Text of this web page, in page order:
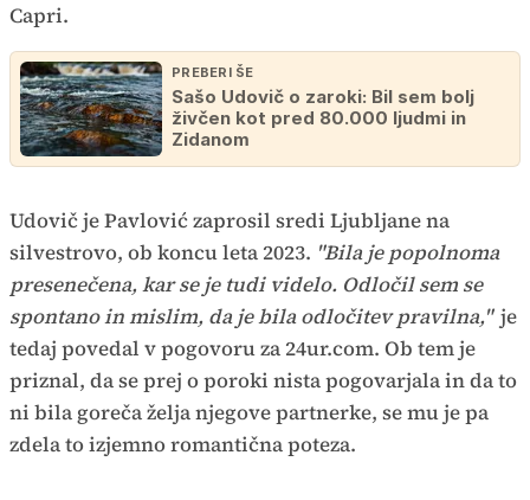
Capri.
PREBERI ŠE
Sašo Udovič o zaroki: Bil sem bolj
živčen kot pred 80.000 ljudmi in
Zidanom
Udovič je Pavlović zaprosil sredi Ljubljane na
silvestrovo, ob koncu leta 2023. "Bila je popolnoma
presenečena, kar se je tudi videlo. Odločil sem se
spontano in mislim, da je bila odločitev pravilna," je
tedaj povedal v pogovoru za 24ur.com. Ob tem je
priznal, da se prej o poroki nista pogovarjala in da to
ni bila goreča želja njegove partnerke, se mu je pa
zdela to izjemno romantična poteza.